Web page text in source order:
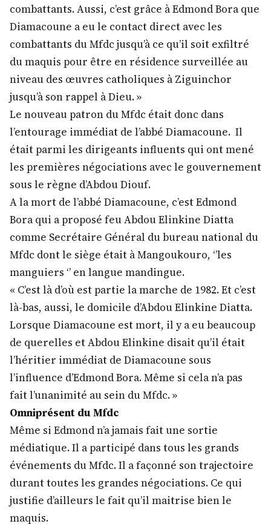
combattants. Aussi, c’est grâce à Edmond Bora que
Diamacoune a eu le contact direct avec les
combattants du Mfdc jusqu’à ce qu’il soit exfiltré
du maquis pour être en résidence surveillée au
niveau des œuvres catholiques à Ziguinchor
jusqu’à son rappel à Dieu. »
Le nouveau patron du Mfdc était donc dans
l’entourage immédiat de l’abbé Diamacoune. Il
était parmi les dirigeants influents qui ont mené
les premières négociations avec le gouvernement
sous le règne d’Abdou Diouf.
A la mort de l’abbé Diamacoune, c’est Edmond
Bora qui a proposé feu Abdou Elinkine Diatta
comme Secrétaire Général du bureau national du
Mfdc dont le siège était à Mangoukouro, ‘’les
manguiers ‘’ en langue mandingue.
« C’est là d’où est partie la marche de 1982. Et c’est
là-bas, aussi, le domicile d’Abdou Elinkine Diatta.
Lorsque Diamacoune est mort, il y a eu beaucoup
de querelles et Abdou Elinkine disait qu’il était
l’héritier immédiat de Diamacoune sous
l’influence d’Edmond Bora. Même si cela n’a pas
fait l’unanimité au sein du Mfdc. »
Omniprésent du Mfdc
Même si Edmond n’a jamais fait une sortie
médiatique. Il a participé dans tous les grands
événements du Mfdc. Il a façonné son trajectoire
durant toutes les grandes négociations. Ce qui
justifie d’ailleurs le fait qu’il maitrise bien le
maquis.